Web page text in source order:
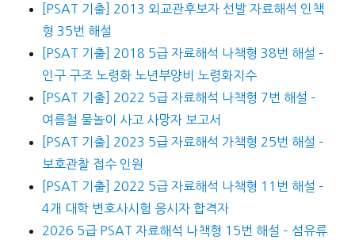
[PSAT 기출] 2013 외교관후보자 선발 자료해석 인책
형 35번 해설
[PSAT 기출] 2018 5급 자료해석 나책형 38번 해설 –
인구 구조 노령화 노년부양비 노령화지수
[PSAT 기출] 2022 5급 자료해석 나책형 7번 해설 –
여름철 물놀이 사고 사망자 보고서
[PSAT 기출] 2023 5급 자료해석 가책형 25번 해설 –
보호관찰 접수 인원
[PSAT 기출] 2022 5급 자료해석 나책형 11번 해설 –
4개 대학 변호사시험 응시자 합격자
2026 5급 PSAT 자료해석 나책형 15번 해설 – 섬유류